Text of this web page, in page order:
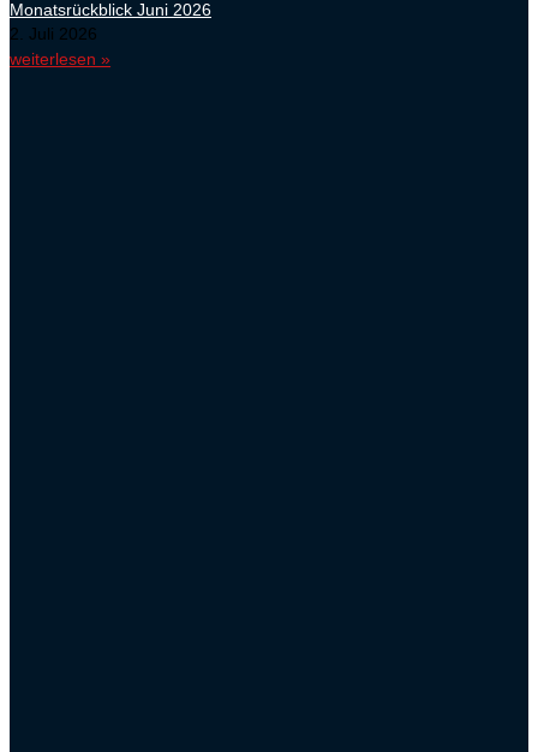
Monatsrückblick Juni 2026
2. Juli 2026
weiterlesen »